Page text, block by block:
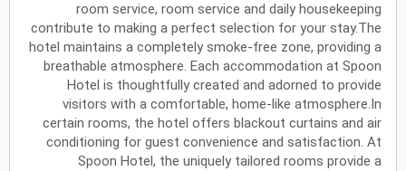
حالأحد نالاثنينثالثلاثاءرالأربعاء خالخميس
جالجمعةسالسبت
يوليو 2027
حالأحد نالاثنينثالثلاثاءر الأربعاءخالخميس
جالجمعةسالسبت
room service, room service and daily housekeeping
contribute to making a perfect selection for your stay.The
hotel maintains a completely smoke-free zone, providing a
breathable atmosphere. Each accommodation at Spoon
Hotel is thoughtfully created and adorned to provide
visitors with a comfortable, home-like atmosphere.In
certain rooms, the hotel offers blackout curtains and air
conditioning for guest convenience and satisfaction. At
Spoon Hotel, the uniquely tailored rooms provide a